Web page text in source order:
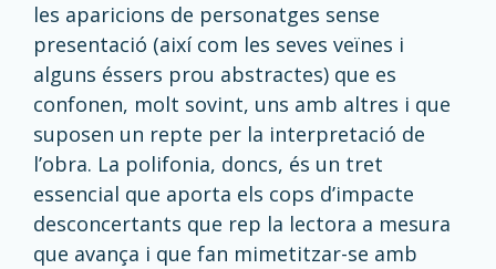
les aparicions de personatges sense
presentació (així com les seves veïnes i
alguns éssers prou abstractes) que es
confonen, molt sovint, uns amb altres i que
suposen un repte per la interpretació de
l’obra. La polifonia, doncs, és un tret
essencial que aporta els cops d’impacte
desconcertants que rep la lectora a mesura
que avança i que fan mimetitzar-se amb